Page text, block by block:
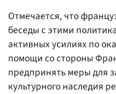
Отмечается, что
беседы с этими
активных усилиях по
помощи со стороны
предпринять меры для
культурного наследия